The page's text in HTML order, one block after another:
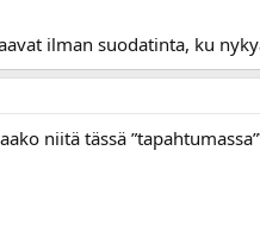
ilman suodatinta, ku
niitä tässä